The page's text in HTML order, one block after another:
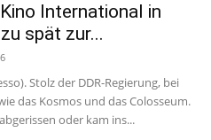
International in
spät zur...
Stolz der DDR-Regierung, bei
das Kosmos und das Colosseum.
oder kam ins...